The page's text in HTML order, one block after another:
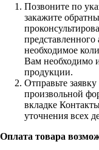
Позвоните по
закажите
представленного
необходимое
Вам необходимо
продукции.
Отправьте
произвольной
вкладке
уточнения всех
Оплата товара